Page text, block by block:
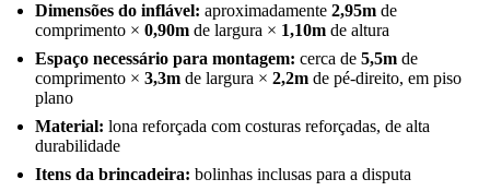
Dimensões do inflável: aproximadamente 2,95m de
comprimento × 0,90m de largura × 1,10m de altura
Espaço necessário para montagem: cerca de 5,5m de
comprimento × 3,3m de largura × 2,2m de pé-direito, em piso
plano
Material: lona reforçada com costuras reforçadas, de alta
durabilidade
Itens da brincadeira: bolinhas inclusas para a disputa